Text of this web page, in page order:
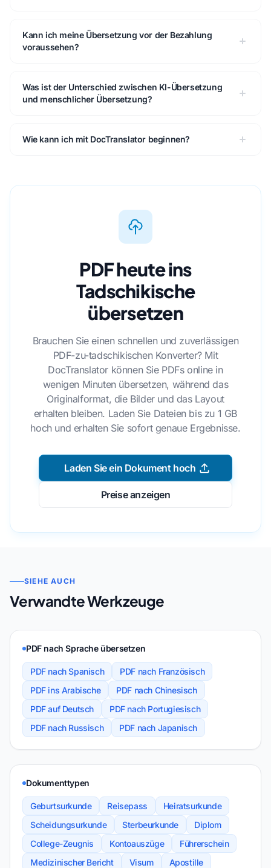
Kann ich meine Übersetzung vor der Bezahlung
voraussehen?
Was ist der Unterschied zwischen KI-Übersetzung
und menschlicher Übersetzung?
Wie kann ich mit DocTranslator beginnen?
PDF heute ins
Tadschikische
übersetzen
Brauchen Sie einen schnellen und zuverlässigen
PDF-zu-tadschikischen Konverter? Mit
DocTranslator können Sie PDFs online in
wenigen Minuten übersetzen, während das
Originalformat, die Bilder und das Layout
erhalten bleiben. Laden Sie Dateien bis zu 1 GB
hoch und erhalten Sie sofort genaue Ergebnisse.
Laden Sie ein Dokument hoch
Preise anzeigen
SIEHE AUCH
Verwandte Werkzeuge
PDF nach Sprache übersetzen
PDF nach Spanisch
PDF nach Französisch
PDF ins Arabische
PDF nach Chinesisch
PDF auf Deutsch
PDF nach Portugiesisch
PDF nach Russisch
PDF nach Japanisch
Dokumenttypen
Geburtsurkunde Reisepass
Heiratsurkunde
Scheidungsurkunde
Sterbeurkunde
Diplom
College-Zeugnis
Kontoauszüge
Führerschein
Medizinischer Bericht
Visum Apostille